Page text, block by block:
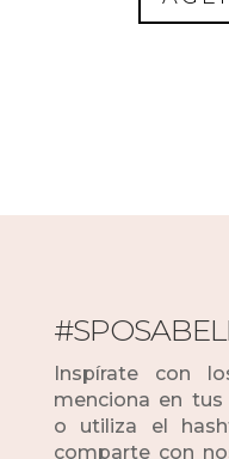
Inspírate con
menciona en
o utiliza el
comparte con